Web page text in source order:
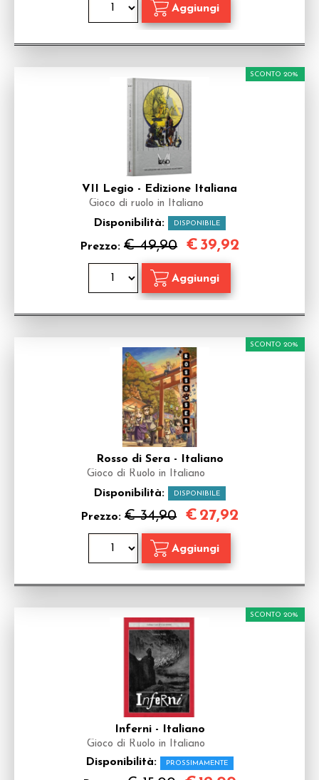
VII Legio - Edizione Italiana
Gioco di ruolo in Italiano
Disponibilità: DISPONIBILE
Prezzo: € 49,90
SCONTO 20%
€ 39,92
Rosso di Sera - Italiano
Gioco di Ruolo in Italiano
Disponibilità: DISPONIBILE
Prezzo: € 34,90
SCONTO 20%
€ 27,92
Inferni - Italiano
Gioco di Ruolo in Italiano
Disponibilità: PROSSIMAMENTE
SCONTO 20%